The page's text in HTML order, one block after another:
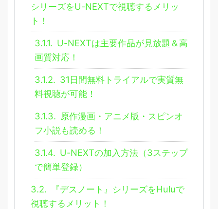
シリーズをU-NEXTで視聴するメリッ
ト！
3.1.1. U-NEXTは主要作品が見放題＆高
画質対応！
3.1.2. 31日間無料トライアルで実質無
料視聴が可能！
3.1.3. 原作漫画・アニメ版・スピンオ
フ小説も読める！
3.1.4. U-NEXTの加入方法（3ステップ
で簡単登録）
3.2.
『デスノート』シリーズをHuluで
視聴するメリット！